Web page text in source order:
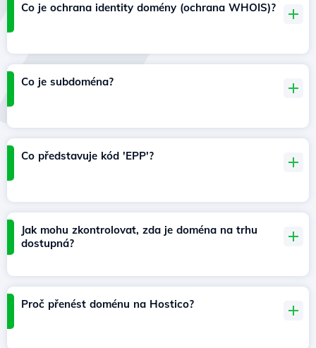
Co je ochrana identity domény (ochrana WHOIS)?
Co je subdoména?
Co představuje kód 'EPP'?
Jak mohu zkontrolovat, zda je doména na trhu
dostupná?
Proč přenést doménu na Hostico?